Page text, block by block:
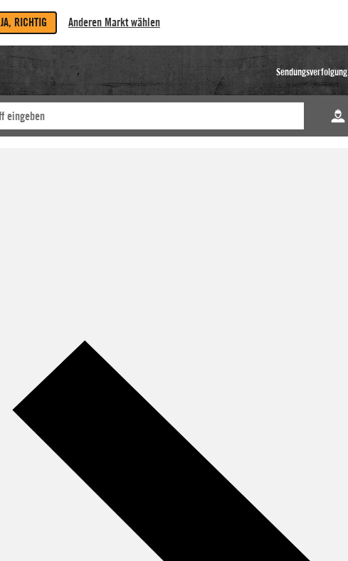
JA, RICHTIG Anderen Markt wählen
Sendungsverfolgung